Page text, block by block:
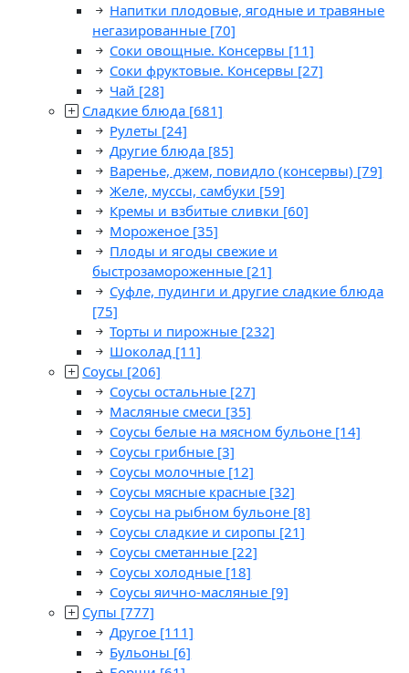
Напитки плодовые, ягодные и травяные
негазированные [70]
Соки овощные. Консервы [11]
Соки фруктовые. Консервы [27]
Чай [28]
Сладкие блюда [681]
Рулеты [24]
Другие блюда [85]
Варенье, джем, повидло (консервы) [79]
Желе, муссы, самбуки [59]
Кремы и взбитые сливки [60]
Мороженое [35]
Плоды и ягоды свежие и
быстрозамороженные [21]
Суфле, пудинги и другие сладкие блюда
[75]
Торты и пирожные [232]
Шоколад [11]
Соусы [206]
Соусы остальные [27]
Масляные смеси [35]
Соусы белые на мясном бульоне [14]
Соусы грибные [3]
Соусы молочные [12]
Соусы мясные красные [32]
Соусы на рыбном бульоне [8]
Соусы сладкие и сиропы [21]
Соусы сметанные [22]
Соусы холодные [18]
Соусы яично-масляные [9]
Супы [777]
Другое [111]
Бульоны [6]